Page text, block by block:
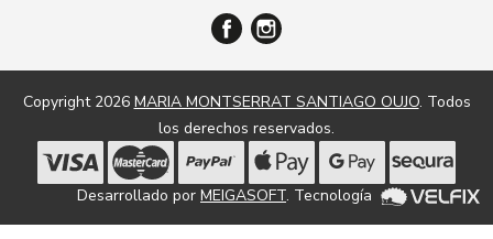
Copyright 2026 MARIA MONTSERRAT SANTIAGO OUJO. Todos
los derechos reservados.
Desarrollado por MEIGASOFT. Tecnología